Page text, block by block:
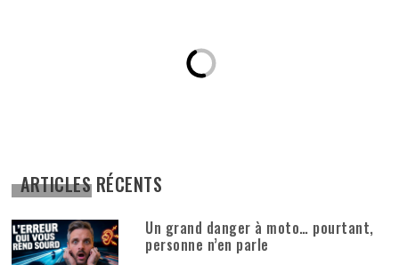
ARTICLES RÉCENTS
Un grand danger à moto… pourtant,
personne n’en parle